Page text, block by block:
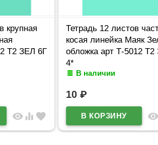
крупная
Т2 ЗЕЛ 6Г
visibility equalizer favorite
Тетрадь 12 листов
косая линейка Маяк
обложка арт Т-5012 Т2
4*
В наличии
10₽
visibility